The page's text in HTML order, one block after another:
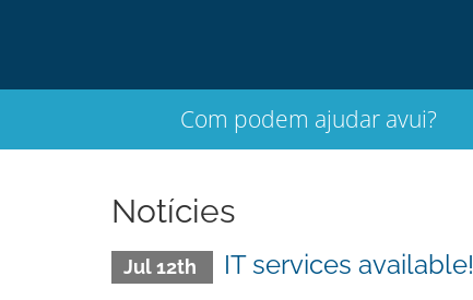
Com podem ajudar avui?
Notícies
Jul 12th IT services available!